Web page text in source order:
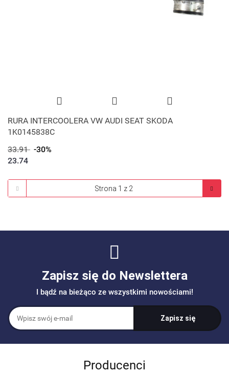
RURA INTERCOOLERA VW AUDI SEAT SKODA
1K0145838C
33.91 -30%
23.74
Zapisz się do Newslettera
I bądź na bieżąco ze wszystkimi nowościami!
Producenci